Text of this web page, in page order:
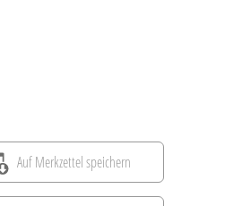
Auf Merkzettel speichern